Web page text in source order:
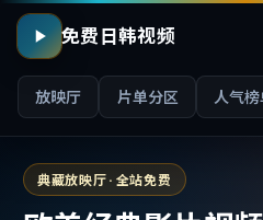
免费日韩视频
放映厅 片单分区 人气
典藏放映厅 · 全站免费